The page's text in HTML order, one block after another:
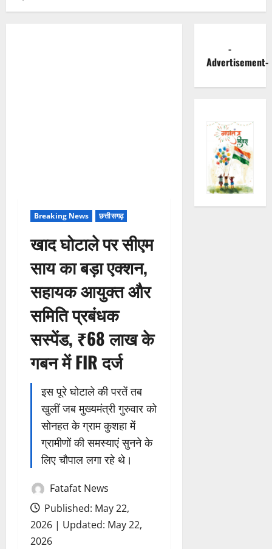
Breaking News छत्तीसगढ़
खाद घोटाले पर सीएम
साय का बड़ा एक्शन,
सहायक आयुक्त और
समिति प्रबंधक
सस्पेंड, ₹68 लाख के
गबन में FIR दर्ज
इस पूरे घोटाले की परतें तब
खुलीं जब मुख्यमंत्री गुरुवार को
सोनहत के ग्राम कुशहा में
ग्रामीणों की समस्याएं सुनने के
लिए चौपाल लगा रहे थे।
Fatafat News
Published: May 22,
2026 | Updated: May 22,
2026
-
Advertisement-